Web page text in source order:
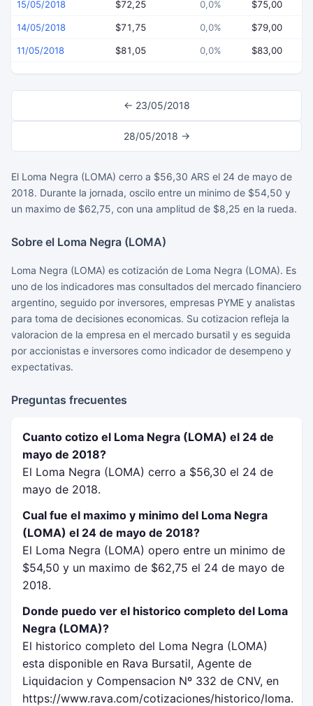
15/05/2018 $72,25 0,0% $75,00
14/05/2018 $71,75 0,0% $79,00
11/05/2018 $81,05 0,0% $83,00
← 23/05/2018
28/05/2018 →
El Loma Negra (LOMA) cerro a $56,30 ARS el 24 de mayo de
2018. Durante la jornada, oscilo entre un minimo de $54,50 y
un maximo de $62,75, con una amplitud de $8,25 en la rueda.
Sobre el Loma Negra (LOMA)
Loma Negra (LOMA) es cotización de Loma Negra (LOMA). Es
uno de los indicadores mas consultados del mercado financiero
argentino, seguido por inversores, empresas PYME y analistas
para toma de decisiones economicas. Su cotizacion refleja la
valoracion de la empresa en el mercado bursatil y es seguida
por accionistas e inversores como indicador de desempeno y
expectativas.
Preguntas frecuentes
Cuanto cotizo el Loma Negra (LOMA) el 24 de
mayo de 2018?
El Loma Negra (LOMA) cerro a $56,30 el 24 de
mayo de 2018.
Cual fue el maximo y minimo del Loma Negra
(LOMA) el 24 de mayo de 2018?
El Loma Negra (LOMA) opero entre un minimo de
$54,50 y un maximo de $62,75 el 24 de mayo de
2018.
Donde puedo ver el historico completo del Loma
Negra (LOMA)?
El historico completo del Loma Negra (LOMA)
esta disponible en Rava Bursatil, Agente de
Liquidacion y Compensacion Nº 332 de CNV, en
https://www.rava.com/cotizaciones/historico/loma.